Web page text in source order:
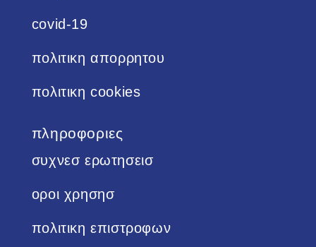
covid-19
πολιτικη απορρητου
πολιτικη cookies
πληροφοριες
συχνεσ ερωτησεισ
οροι χρησησ
πολιτικη επιστροφων